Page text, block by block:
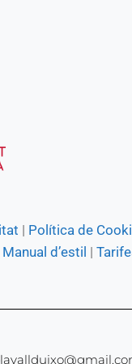
| Política de
Manual d’estil |